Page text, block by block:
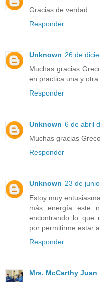
Gracias de verdad
Responder
Unknown 26 de
Muchas gracias
en practica una y otra
Responder
Unknown 6 de abril
Muchas gracias
Responder
Unknown 23 de
Estoy muy
más energía este
encontrando lo que
por permitirme estar
Responder
Mrs. McCarthy Juan